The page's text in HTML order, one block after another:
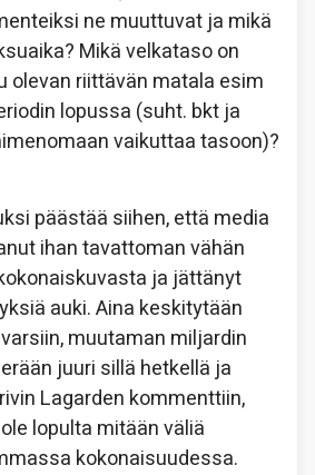
ne muuttuvat ja mikä
Mikä velkataso on
olevan riittävän matala esim
lopussa (suht. bkt ja
vaikuttaa tasoon)?
päästää siihen, että media
ihan tavattoman vähän
ja jättänyt
auki. Aina keskitytään
muutaman miljardin
juuri sillä hetkellä ja
Lagarden kommenttiin,
lopulta mitään väliä
kokonaisuudessa.